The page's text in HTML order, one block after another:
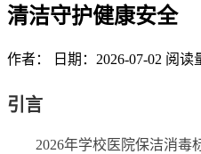
清洁守护健康安全
作者： 日期：2026-07-02 阅读
引言
2026年学校医院保洁消毒